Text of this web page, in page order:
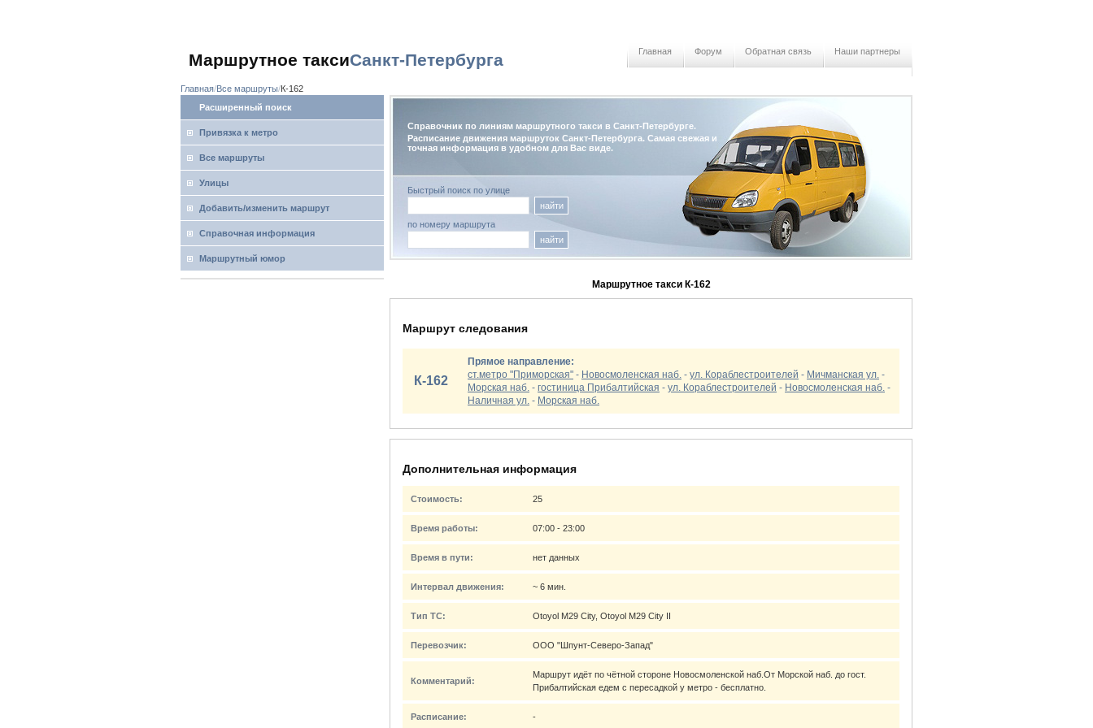
Маршрутное таксиСанкт-Петербурга Главная Форум Обратная связь Наши партнеры
Главная Все маршруты К-162
Расширенный поиск
Привязка к метро
Все маршруты
Улицы
Добавить/изменить маршрут
Справочная информация
Маршрутный юмор
Справочник по линиям маршрутного такси в Санкт-Петербурге.
Расписание движения маршруток Санкт-Петербурга. Самая свежая и
точная информация в удобном для Вас виде.
Быстрый поиск по улице
найти
по номеру маршрута
найти
Маршрутное такси К-162
Маршрут следования
К-162
Прямое направление:
ст.метро "Приморская" - Новосмоленская наб. - ул. Кораблестроителей - Мичманская ул. -
Морская наб. - гостиница Прибалтийская - ул. Кораблестроителей - Новосмоленская наб. -
Наличная ул. - Морская наб.
Дополнительная информация
Стоимость: 25
Время работы: 07:00 - 23:00
Время в пути: нет данных
Интервал движения: ~ 6 мин.
Тип ТС: Otoyol M29 City, Otoyol M29 City II
Перевозчик: ООО "Шпунт-Северо-Запад"
Комментарий:
Маршрут идёт по чётной стороне Новосмоленской наб.От Морской наб. до гост.
Прибалтийская едем с пересадкой у метро - бесплатно.
Расписание: -